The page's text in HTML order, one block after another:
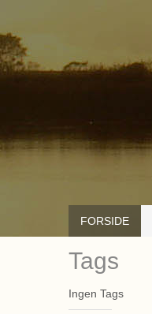
FORSIDE
Tags
Ingen Tags